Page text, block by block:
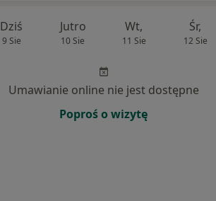
Dziś
9 Sie
Jutro
10 Sie
Wt,
11 Sie
Śr,
12 Sie
Umawianie online nie jest dostępne
Poproś o wizytę